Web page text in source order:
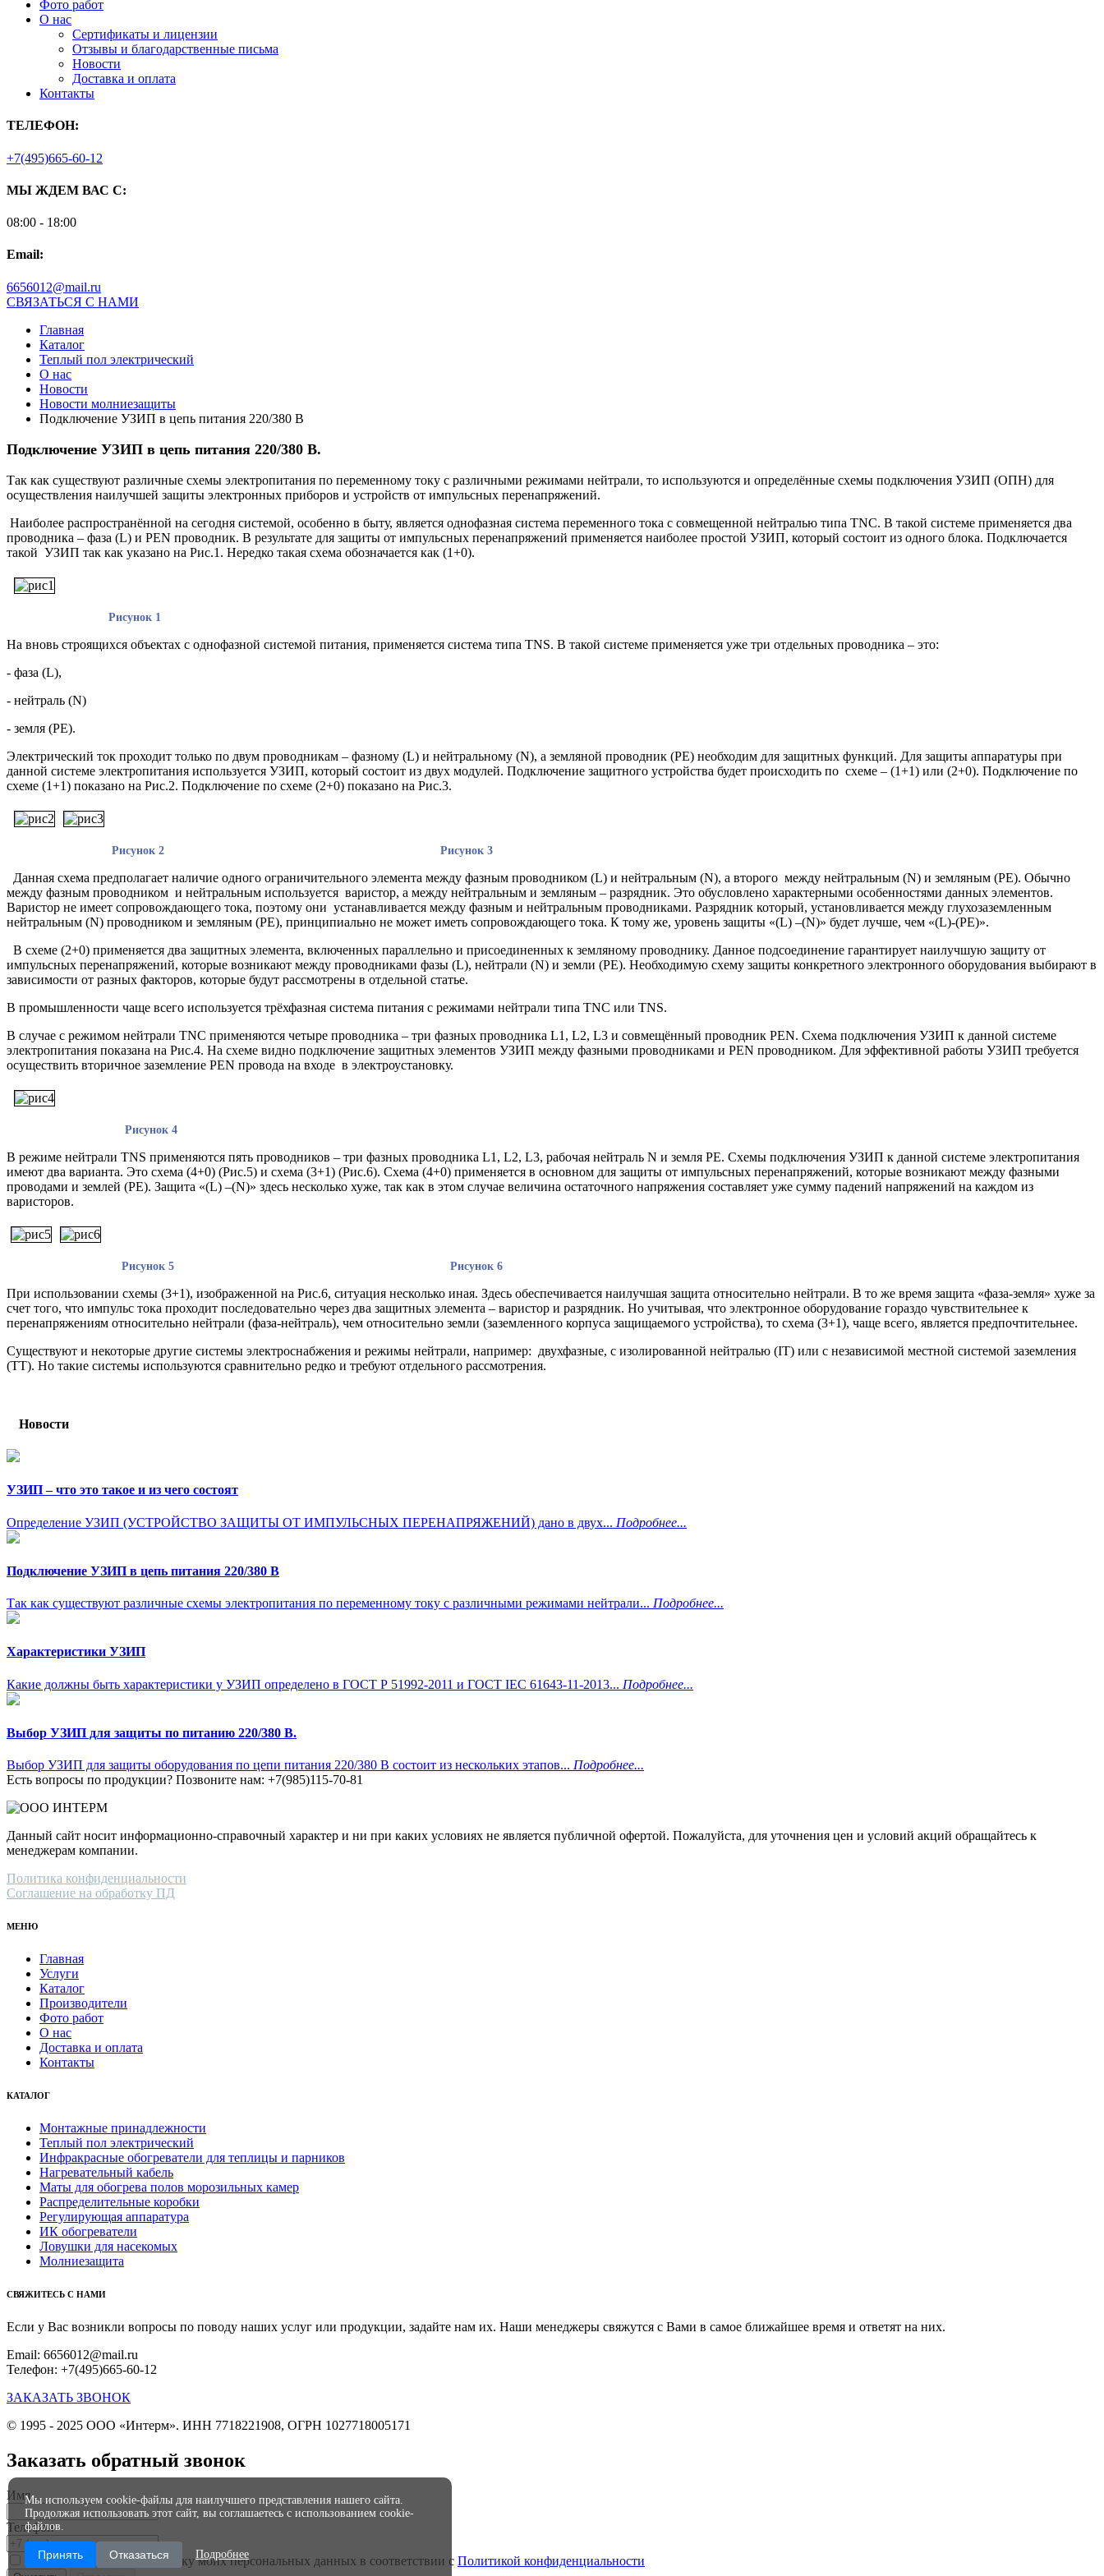
Фото работ
О нас
Сертификаты и лицензии
Отзывы и благодарственные письма
Новости
Доставка и оплата
Контакты
ТЕЛЕФОН:
+7(495)665-60-12
МЫ ЖДЕМ ВАС С:
08:00 - 18:00
Email:
6656012@mail.ru
СВЯЗАТЬСЯ С НАМИ
Главная
Каталог
Теплый пол электрический
О нас
Новости
Новости молниезащиты
Подключение УЗИП в цепь питания 220/380 В
Подключение УЗИП в цепь питания 220/380 В.
Так как существуют различные схемы электропитания по переменному току с различными режимами нейтрали, то используются и определённые схемы подключения УЗИП (ОПН) для
осуществления наилучшей защиты электронных приборов и устройств от импульсных перенапряжений.
Наиболее распространённой на сегодня системой, особенно в быту, является однофазная система переменного тока с совмещенной нейтралью типа TNC. В такой системе применяется два
проводника – фаза (L) и PEN проводник. В результате для защиты от импульсных перенапряжений применяется наиболее простой УЗИП, который состоит из одного блока. Подключается
такой УЗИП так как указано на Рис.1. Нередко такая схема обозначается как (1+0).
Рисунок 1
На вновь строящихся объектах с однофазной системой питания, применяется система типа TNS. В такой системе применяется уже три отдельных проводника – это:
- фаза (L),
- нейтраль (N)
- земля (PE).
Электрический ток проходит только по двум проводникам – фазному (L) и нейтральному (N), а земляной проводник (PE) необходим для защитных функций. Для защиты аппаратуры при
данной системе электропитания используется УЗИП, который состоит из двух модулей. Подключение защитного устройства будет происходить по схеме – (1+1) или (2+0). Подключение по
схеме (1+1) показано на Рис.2. Подключение по схеме (2+0) показано на Рис.3.
Рисунок 2 Рисунок 3
Данная схема предполагает наличие одного ограничительного элемента между фазным проводником (L) и нейтральным (N), а второго между нейтральным (N) и земляным (PE). Обычно
между фазным проводником и нейтральным используется варистор, а между нейтральным и земляным – разрядник. Это обусловлено характерными особенностями данных элементов.
Варистор не имеет сопровождающего тока, поэтому они устанавливается между фазным и нейтральным проводниками. Разрядник который, установливается между глухозаземленным
нейтральным (N) проводником и земляным (PE), принципиально не может иметь сопровождающего тока. К тому же, уровень защиты «(L) –(N)» будет лучше, чем «(L)-(PE)».
В схеме (2+0) применяется два защитных элемента, включенных параллельно и присоединенных к земляному проводнику. Данное подсоединение гарантирует наилучшую защиту от
импульсных перенапряжений, которые возникают между проводниками фазы (L), нейтрали (N) и земли (PE). Необходимую схему защиты конкретного электронного оборудования выбирают в
зависимости от разных факторов, которые будут рассмотрены в отдельной статье.
В промышленности чаще всего используется трёхфазная система питания с режимами нейтрали типа TNC или TNS.
В случае с режимом нейтрали TNC применяются четыре проводника – три фазных проводника L1, L2, L3 и совмещённый проводник PEN. Схема подключения УЗИП к данной системе
электропитания показана на Рис.4. На схеме видно подключение защитных элементов УЗИП между фазными проводниками и PEN проводником. Для эффективной работы УЗИП требуется
осуществить вторичное заземление PEN провода на входе в электроустановку.
Рисунок 4
В режиме нейтрали TNS применяются пять проводников – три фазных проводника L1, L2, L3, рабочая нейтраль N и земля PE. Схемы подключения УЗИП к данной системе электропитания
имеют два варианта. Это схема (4+0) (Рис.5) и схема (3+1) (Рис.6). Схема (4+0) применяется в основном для защиты от импульсных перенапряжений, которые возникают между фазными
проводами и землей (PE). Защита «(L) –(N)» здесь несколько хуже, так как в этом случае величина остаточного напряжения составляет уже сумму падений напряжений на каждом из
варисторов.
Рисунок 5 Рисунок 6
При использовании схемы (3+1), изображенной на Рис.6, ситуация несколько иная. Здесь обеспечивается наилучшая защита относительно нейтрали. В то же время защита «фаза-земля» хуже за
счет того, что импульс тока проходит последовательно через два защитных элемента – варистор и разрядник. Но учитывая, что электронное оборудование гораздо чувствительнее к
перенапряжениям относительно нейтрали (фаза-нейтраль), чем относительно земли (заземленного корпуса защищаемого устройства), то схема (3+1), чаще всего, является предпочтительнее.
Существуют и некоторые другие системы электроснабжения и режимы нейтрали, например: двухфазные, с изолированной нейтралью (IT) или с независимой местной системой заземления
(ТТ). Но такие системы используются сравнительно редко и требуют отдельного рассмотрения.
Новости
УЗИП – что это такое и из чего состоят
Определение УЗИП (УСТРОЙСТВО ЗАЩИТЫ ОТ ИМПУЛЬСНЫХ ПЕРЕНАПРЯЖЕНИЙ) дано в двух... Подробнее...
Подключение УЗИП в цепь питания 220/380 В
Так как существуют различные схемы электропитания по переменному току с различными режимами нейтрали... Подробнее...
Характеристики УЗИП
Какие должны быть характеристики у УЗИП определено в ГОСТ Р 51992-2011 и ГОСТ IEC 61643-11-2013... Подробнее...
Выбор УЗИП для защиты по питанию 220/380 В.
Выбор УЗИП для защиты оборудования по цепи питания 220/380 В состоит из нескольких этапов... Подробнее...
Есть вопросы по продукции? Позвоните нам: +7(985)115-70-81
Данный сайт носит информационно-справочный характер и ни при каких условиях не является публичной офертой. Пожалуйста, для уточнения цен и условий акций обращайтесь к
менеджерам компании.
Политика конфиденциальности
Соглашение на обработку ПД
МЕНЮ
Главная
Услуги
Каталог
Производители
Фото работ
О нас
Доставка и оплата
Контакты
КАТАЛОГ
Монтажные принадлежности
Теплый пол электрический
Инфракрасные обогреватели для теплицы и парников
Нагревательный кабель
Маты для обогрева полов морозильных камер
Распределительные коробки
Регулирующая аппаратура
ИК обогреватели
Ловушки для насекомых
Молниезащита
СВЯЖИТЕСЬ С НАМИ
Если у Вас возникли вопросы по поводу наших услуг или продукции, задайте нам их. Наши менеджеры свяжутся с Вами в самое ближайшее время и ответят на них.
Email: 6656012@mail.ru
Телефон: +7(495)665-60-12
ЗАКАЗАТЬ ЗВОНОК
© 1995 - 2025 ООО «Интерм». ИНН 7718221908, ОГРН 1027718005171
Заказать обратный звонок
Имя
Телефон
Я даю согласие на обработку моих персональных данных в соответствии с Политикой конфиденциальности
Мы используем cookie-файлы для наилучшего представления нашего сайта.
Продолжая использовать этот сайт, вы соглашаетесь с использованием cookie-
файлов.
Принять Отказаться Подробнее